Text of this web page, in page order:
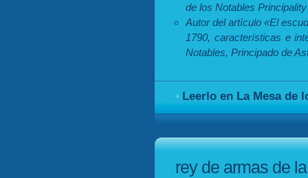
de los Notables
Autor del artículo «El
1790, características e
Notables, Principado de
Leerlo en La Mesa de
rey de armas de